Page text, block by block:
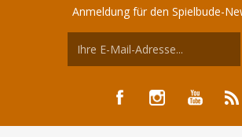
Anmeldung für den Spielbude-